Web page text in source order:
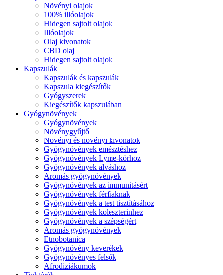
Növényi olajok
100% illóolajok
Hidegen sajtolt olajok
Illóolajok
Olaj kivonatok
CBD olaj
Hidegen sajtolt olajok
Kapszulák
Kapszulák és kapszulák
Kapszula kiegészítők
Gyógyszerek
Kiegészítők kapszulában
Gyógynövények
Gyógynövények
Növénygyűjtő
Növényi és növényi kivonatok
Gyógynövények emésztéshez
Gyógynövények Lyme-kórhoz
Gyógynövények alváshoz
Aromás gyógynövények
Gyógynövények az immunitásért
Gyógynövények férfiaknak
Gyógynövények a test tisztításához
Gyógynövények koleszterinhez
Gyógynövények a szépségért
Aromás gyógynövények
Etnobotanica
Gyógynövény keverékek
Gyógynövényes felsők
Afrodiziákumok